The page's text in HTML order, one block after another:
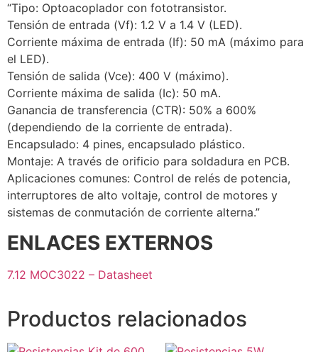
“Tipo: Optoacoplador con fototransistor.
Tensión de entrada (Vf): 1.2 V a 1.4 V (LED).
Corriente máxima de entrada (If): 50 mA (máximo para
el LED).
Tensión de salida (Vce): 400 V (máximo).
Corriente máxima de salida (Ic): 50 mA.
Ganancia de transferencia (CTR): 50% a 600%
(dependiendo de la corriente de entrada).
Encapsulado: 4 pines, encapsulado plástico.
Montaje: A través de orificio para soldadura en PCB.
Aplicaciones comunes: Control de relés de potencia,
interruptores de alto voltaje, control de motores y
sistemas de conmutación de corriente alterna.”
ENLACES EXTERNOS
7.12 MOC3022 – Datasheet
Productos relacionados